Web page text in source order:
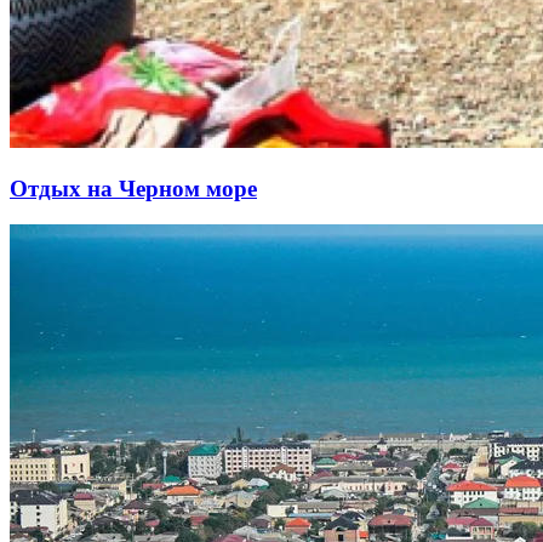
Отдых на Черном море